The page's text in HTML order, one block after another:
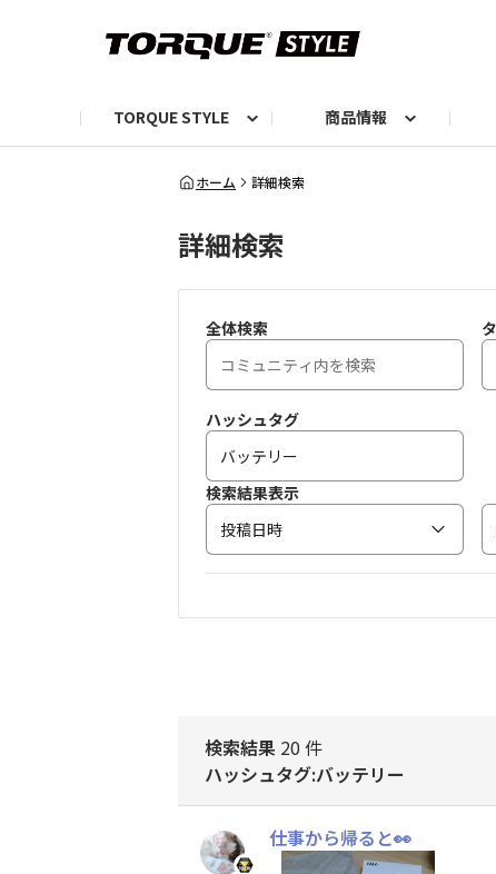
TORQUE STYLE
お知らせ TORQUIZ【投票企画】
商品情報
TORQUEニュース
TORQUEフォト
自己紹介しよう
編集部の日常フォト
ホーム 詳細検索
詳細検索
全体検索
ハッシュタグ
検索結果表示
投稿日時
検索結果 20 件
ハッシュタグ:バッテリー
仕事から帰ると👀